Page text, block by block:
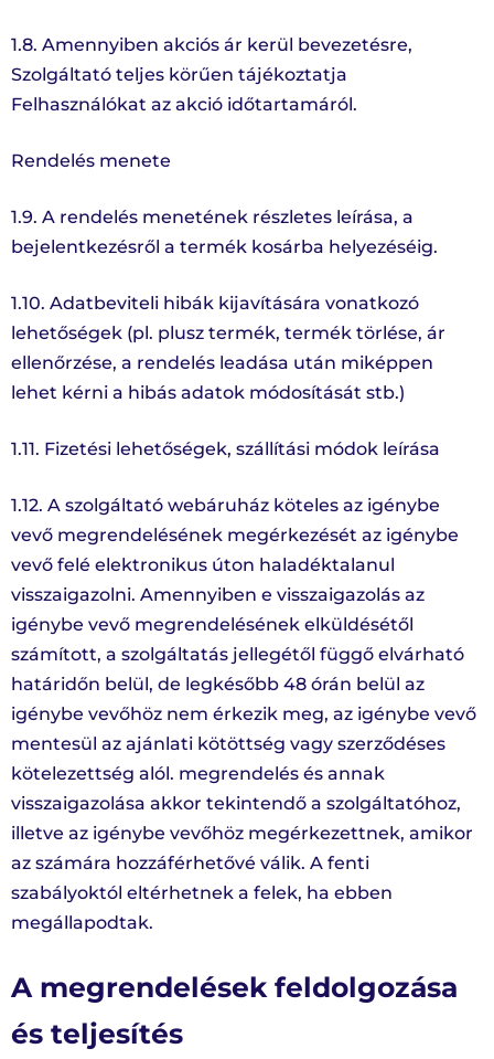
1.8. Amennyiben akciós ár kerül bevezetésre,
Szolgáltató teljes körűen tájékoztatja
Felhasználókat az akció időtartamáról.
Rendelés menete
1.9. A rendelés menetének részletes leírása, a
bejelentkezésről a termék kosárba helyezéséig.
1.10. Adatbeviteli hibák kijavítására vonatkozó
lehetőségek (pl. plusz termék, termék törlése, ár
ellenőrzése, a rendelés leadása után miképpen
lehet kérni a hibás adatok módosítását stb.)
1.11. Fizetési lehetőségek, szállítási módok leírása
1.12. A szolgáltató webáruház köteles az igénybe
vevő megrendelésének megérkezését az igénybe
vevő felé elektronikus úton haladéktalanul
visszaigazolni. Amennyiben e visszaigazolás az
igénybe vevő megrendelésének elküldésétől
számított, a szolgáltatás jellegétől függő elvárható
határidőn belül, de legkésőbb 48 órán belül az
igénybe vevőhöz nem érkezik meg, az igénybe vevő
mentesül az ajánlati kötöttség vagy szerződéses
kötelezettség alól. megrendelés és annak
visszaigazolása akkor tekintendő a szolgáltatóhoz,
illetve az igénybe vevőhöz megérkezettnek, amikor
az számára hozzáférhetővé válik. A fenti
szabályoktól eltérhetnek a felek, ha ebben
megállapodtak.
A megrendelések feldolgozása
és teljesítés